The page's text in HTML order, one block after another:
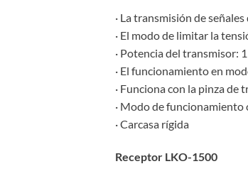
· La transmisión de
· El modo de limitar la
· Potencia del transmisor:
· El funcionamiento en
· Funciona con la pinza de
· Modo de
· Carcasa rígida
Receptor LKO-1500